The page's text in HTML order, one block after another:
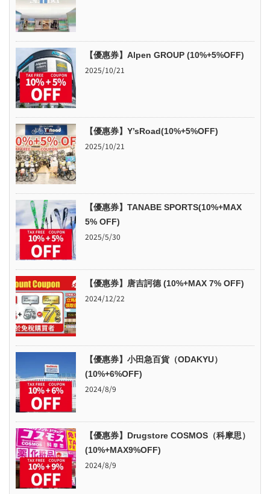
【優惠券】Alpen GROUP (10%+5%OFF)
2025/10/21
【優惠券】Y’sRoad(10%+5%OFF)
2025/10/21
【優惠券】TANABE SPORTS(10%+MAX
5% OFF)
2025/5/30
【優惠券】唐吉訶德 (10%+MAX 7% OFF)
2024/12/22
【優惠券】小田急百貨（ODAKYU）
(10%+6%OFF)
2024/8/9
【優惠券】Drugstore COSMOS（科摩思）
(10%+MAX9%OFF)
2024/8/9